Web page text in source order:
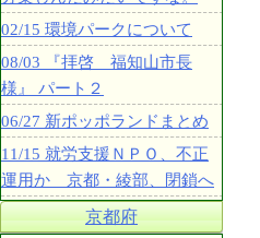
02/15 環境パークについて
08/03 『拝啓 福知山市長
様』 パート２
06/27 新ポッポランドまとめ
11/15 就労支援ＮＰＯ、不正
運用か 京都・綾部、閉鎖へ
京都府